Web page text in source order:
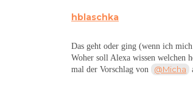
hblaschka
Das geht oder ging (wenn ich
Woher soll Alexa wissen welchen
mal der Vorschlag von
@Micha